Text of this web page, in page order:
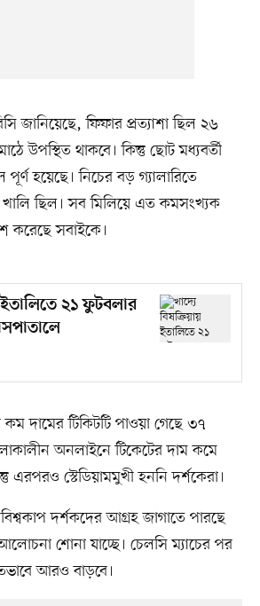
জানিয়েছে, ফিফার প্রত্যাশা ছিল ২৬
উপস্থিত থাকবে। কিন্তু ছোট মধ্যবর্তী
হয়েছে। নিচের বড় গ্যালারিতে
ছিল। সব মিলিয়ে এত কমসংখ্যক
করেছে সবাইকে।
ইতালিতে ২১ ফুটবলার
দামের টিকিটটি পাওয়া গেছে ৩৭
অনলাইনে টিকেটের দাম কমে
এরপরও স্টেডিয়ামমুখী হননি দর্শকেরা।
দর্শকদের আগ্রহ জাগাতে পারছে
শোনা যাচ্ছে। চেলসি ম্যাচের পর
আরও বাড়বে।